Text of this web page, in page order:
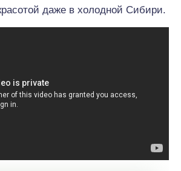
даже в холодной Сибири.